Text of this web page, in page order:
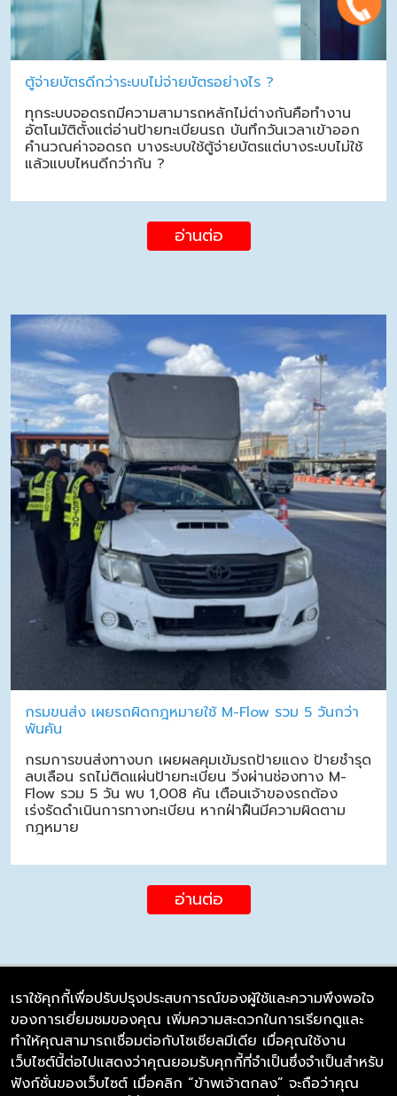
ตู้จ่ายบัตรดีกว่าระบบไม่จ่ายบัตรอย่างไร ?
ทุกระบบจอดรถมีความสามารถหลักไม่ต่างกันคือทำงาน
อัตโนมัติตั้งแต่อ่านป้ายทะเบียนรถ บันทึกวันเวลาเข้าออก
คำนวณค่าจอดรถ บางระบบใช้ตู้จ่ายบัตรแต่บางระบบไม่ใช้
แล้วแบบไหนดีกว่ากัน ?
อ่านต่อ
กรมขนส่ง เผยรถผิดกฎหมายใช้ M-Flow รวม 5 วันกว่า
พันคัน
กรมการขนส่งทางบก เผยผลคุมเข้มรถป้ายแดง ป้ายชำรุด
ลบเลือน รถไม่ติดแผ่นป้ายทะเบียน วิ่งผ่านช่องทาง M-
Flow รวม 5 วัน พบ 1,008 คัน เตือนเจ้าของรถต้อง
เร่งรัดดำเนินการทางทะเบียน หากฝ่าฝืนมีความผิดตาม
กฎหมาย
อ่านต่อ
บริษัท ซิมลิงค์ จำกัด
98/226 Bangrakyai-Baanmai Road,
Bangyai, Nonthaburi 11140
เราใช้คุกกี้เพื่อปรับปรุงประสบการณ์ของผู้ใช้และความพึงพอใจ
ของการเยี่ยมชมของคุณ เพิ่มความสะดวกในการเรียกดูและ
ทำให้คุณสามารถเชื่อมต่อกับโซเชียลมีเดีย เมื่อคุณใช้งาน
เว็บไซต์นี้ต่อไปแสดงว่าคุณยอมรับคุกกี้ที่จำเป็นซึ่งจำเป็นสำหรับ
ฟังก์ชั่นของเว็บไซต์ เมื่อคลิก “ข้าพเจ้าตกลง” จะถือว่าคุณ